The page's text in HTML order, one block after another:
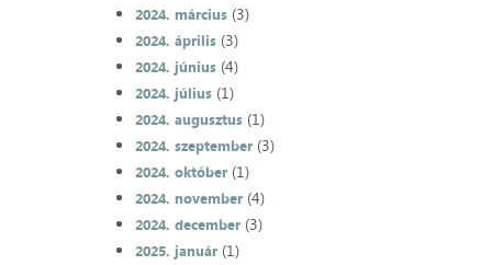
2024. március(3)
2024. április(3)
2024. június(4)
2024. július(1)
2024. augusztus(1)
2024. szeptember(3)
2024. október(1)
2024. november(4)
2024. december(3)
2025. január(1)